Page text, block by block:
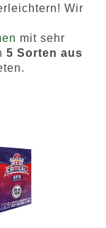
Wir
mit sehr
5 Sorten aus